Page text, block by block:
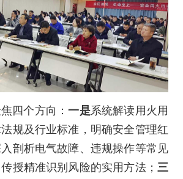
四个方向：一是系统解读用火用
规及行业标准，明确安全管理红
剖析电气故障、违规操作等常见
授精准识别风险的实用方法； 三